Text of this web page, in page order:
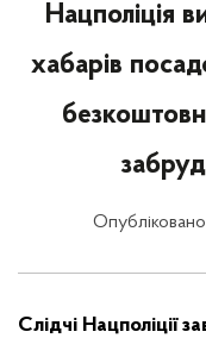
Нацполіція
хабарів
Слідчі Нацполіції